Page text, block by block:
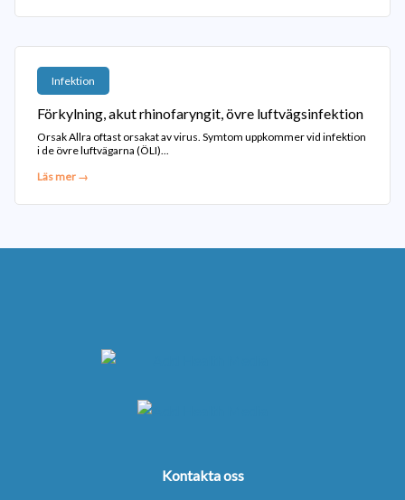
Infektion
Förkylning, akut rhinofaryngit, övre luftvägsinfektion
Orsak Allra oftast orsakat av virus. Symtom uppkommer vid infektion
i de övre luftvägarna (ÖLI)...
Läs mer →
Kontakta oss